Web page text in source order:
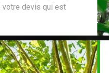
votre devis qui est